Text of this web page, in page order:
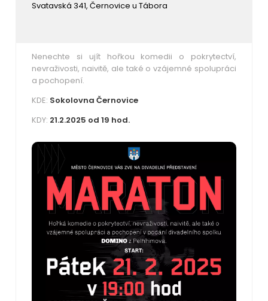
Svatavská 341, Černovice u Tábora
Nenechte si ujít hořkou komedii o pokrytectví,
nevraživosti, naivitě, ale také o vzájemné spolupráci
a pochopení.
KDE: Sokolovna Černovice
KDY: 21.2.2025 od 19 hod.